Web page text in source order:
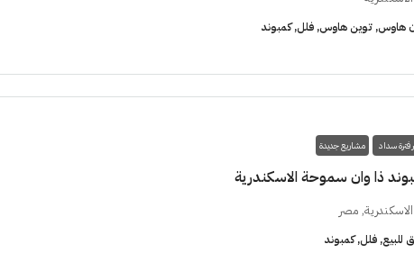
هاوس, توين هاوس, فلل, كمبوند
فترة سداد مشاريع جديدة
ذا وان سموحة الاسكندرية
الاسكندرية, مصر
للبيع, فلل, كمبوند
شقق للبيع, فلل, كمبوند